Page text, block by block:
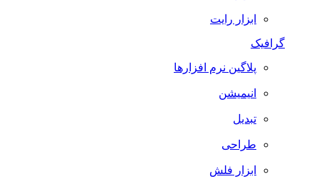
ابزار رایت
گرافیک
پلاگین نرم افزارها
انیمیشن
تبدیل
طراحی
ابزار فلش